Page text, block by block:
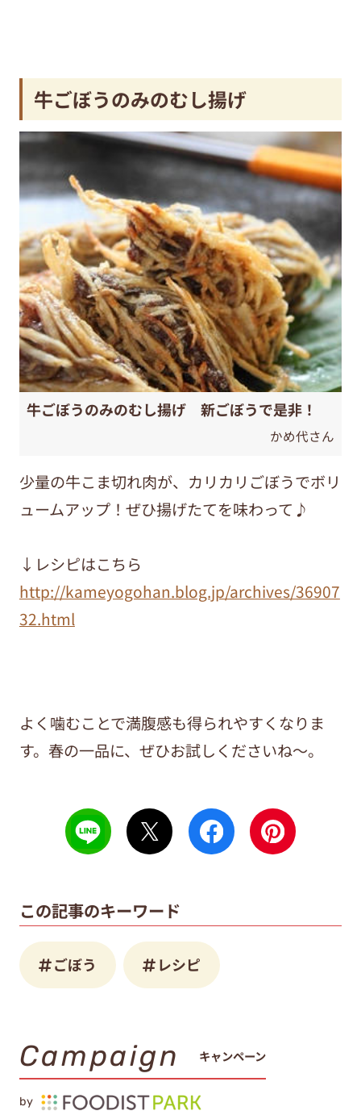
牛ごぼうのみのむし揚げ
牛ごぼうのみのむし揚げ 新ごぼうで是非！
かめ代さん
少量の牛こま切れ肉が、カリカリごぼうでボリ
ュームアップ！ぜひ揚げたてを味わって♪
↓レシピはこちら
http://kameyogohan.blog.jp/archives/36907
32.html
よく噛むことで満腹感も得られやすくなりま
す。春の一品に、ぜひお試しくださいね～。
この記事のキーワード
ごぼう レシピ
Campaign キャンペーン
by